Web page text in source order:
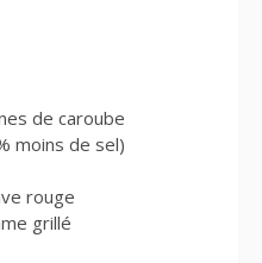
de caroube
moins de sel)
rouge
grillé